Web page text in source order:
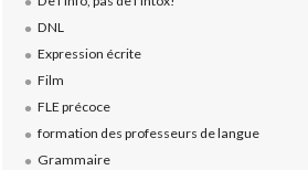
DNL
Expression écrite
Film
FLE précoce
formation des professeurs de langue
Grammaire